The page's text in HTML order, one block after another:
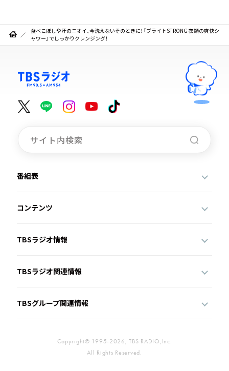
食べこぼしや汗のニオイ、今洗えないそのときに！『ブライトSTRONG 衣類の爽快シ
ャワー』でしっかりクレンジング！
番組表
コンテンツ
TBSラジオ情報
TBSラジオ関連情報
TBSグループ関連情報
Copyright© 1995-2026, TBS RADIO,Inc.
All Rights Reserved.